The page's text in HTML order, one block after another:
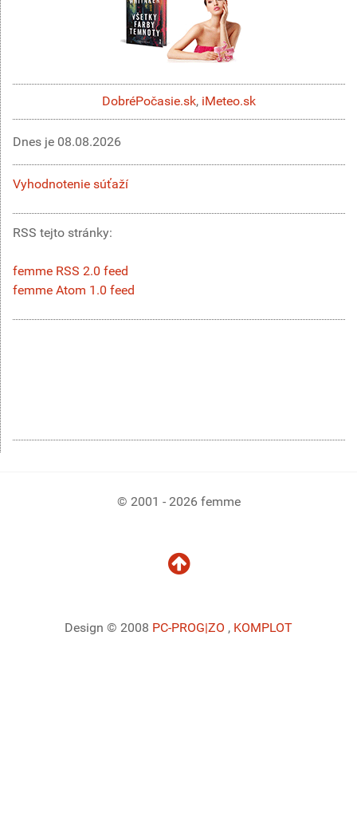
DobréPočasie.sk, iMeteo.sk
Dnes je 08.08.2026
Vyhodnotenie súťaží
RSS tejto stránky:
femme RSS 2.0 feed
femme Atom 1.0 feed
© 2001 - 2026 femme
Design © 2008 PC-PROG|ZO , KOMPLOT